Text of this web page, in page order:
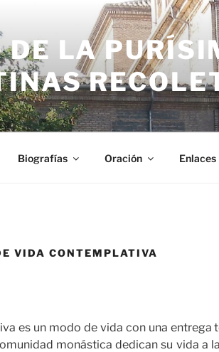
DE LA
Biografías Oración Enlaces
VIDA CONTEMPLATIVA
es un modo de vida con una entrega
monástica dedican su vida a